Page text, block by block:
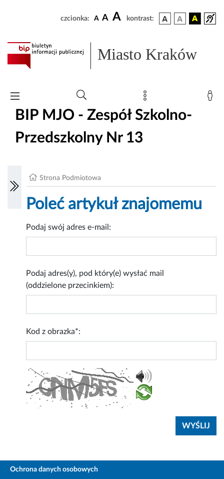
czcionka: A A A kontrast:
Miasto Kraków
BIP MJO - Zespół Szkolno-
Przedszkolny Nr 13
Strona Podmiotowa
Poleć artykuł znajomemu
Podaj swój adres e-mail:
Podaj adres(y), pod który(e) wysłać mail
(oddzielone przecinkiem):
Kod z obrazka*:
Ochrona danych osobowych